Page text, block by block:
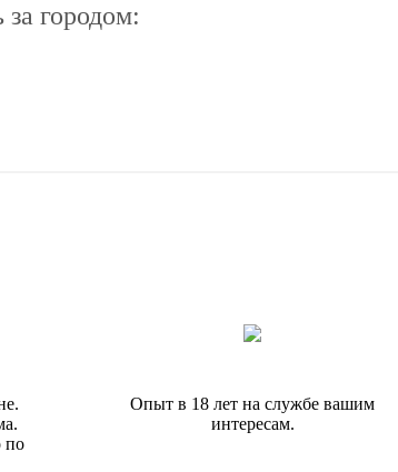
городом:
по
Опыт в 18 лет на службе вашим
интересам.